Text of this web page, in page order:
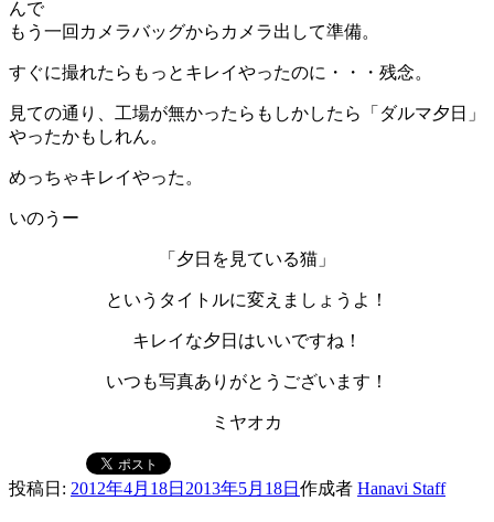
んで
もう一回カメラバッグからカメラ出して準備。
すぐに撮れたらもっとキレイやったのに・・・残念。
見ての通り、工場が無かったらもしかしたら「ダルマ夕日」
やったかもしれん。
めっちゃキレイやった。
いのうー
「夕日を見ている猫」
というタイトルに変えましょうよ！
キレイな夕日はいいですね！
いつも写真ありがとうございます！
ミヤオカ
投稿日: 2012年4月18日 2013年5月18日 作成者 Hanavi Staff